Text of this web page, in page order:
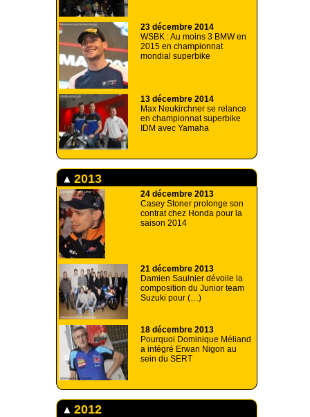
23 décembre 2014
WSBK : Au moins 3 BMW en
2015 en championnat
mondial superbike
13 décembre 2014
Max Neukirchner se relance
en championnat superbike
IDM avec Yamaha
2013
24 décembre 2013
Casey Stoner prolonge son
contrat chez Honda pour la
saison 2014
21 décembre 2013
Damien Saulnier dévoile la
composition du Junior team
Suzuki pour (…)
18 décembre 2013
Pourquoi Dominique Méliand
a intégré Erwan Nigon au
sein du SERT
2012